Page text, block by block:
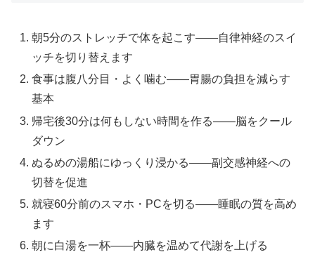
朝5分のストレッチで体を起こす——自律神経のスイ
ッチを切り替えます
食事は腹八分目・よく噛む——胃腸の負担を減らす
基本
帰宅後30分は何もしない時間を作る——脳をクール
ダウン
ぬるめの湯船にゆっくり浸かる——副交感神経への
切替を促進
就寝60分前のスマホ・PCを切る——睡眠の質を高め
ます
朝に白湯を一杯——内臓を温めて代謝を上げる